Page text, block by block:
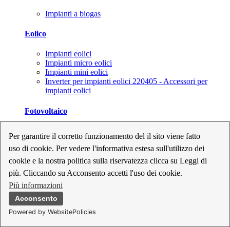
Per garantire il corretto funzionamento del il sito viene fatto
uso di cookie. Per vedere l'informativa estesa sull'utilizzo dei
cookie e la nostra politica sulla riservatezza clicca su Leggi di
più. Cliccando su Acconsento accetti l'uso dei cookie.
Più informazioni
Acconsento
Powered by WebsitePolicies
Impianti a biogas
Eolico
Impianti eolici
Impianti micro eolici
Impianti mini eolici
Inverter per impianti eolici 220405 - Accessori per
impianti eolici
Fotovoltaico
Inverter per impianti fotovoltaici
Kit per impianti fotovoltaici
Moduli fotovoltaici
Sistemi di monitoraggio per impianti fotovoltaici
Strumenti di collaudo e configurazione per impianti
fotovoltaici
Supporti per impianti fotovoltaici
Geotermia